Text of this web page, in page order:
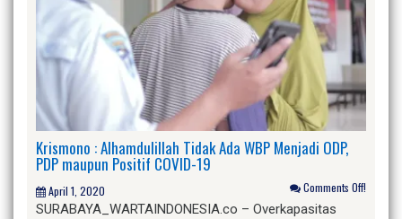
Krismono : Alhamdulillah Tidak Ada WBP Menjadi ODP,
PDP maupun Positif COVID-19
April 1, 2020 Comments Off!
SURABAYA_WARTAINDONESIA.co – Overkapasitas